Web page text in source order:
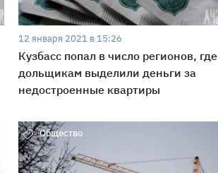
12 января 2021 в 15:26
Кузбасс попал в число регионов, где
дольщикам выделили деньги за
недостроенные квартиры
Общество